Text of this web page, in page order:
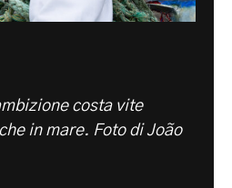
costa vite
in mare. Foto di João